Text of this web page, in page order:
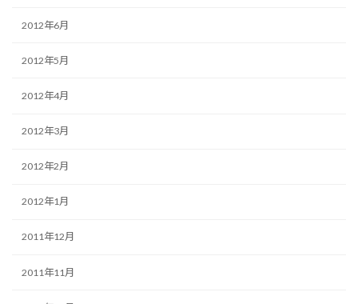
2012年6月
2012年5月
2012年4月
2012年3月
2012年2月
2012年1月
2011年12月
2011年11月